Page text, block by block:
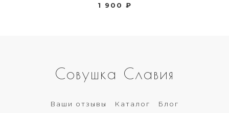
1 900 ₽
Совушка Славия
Ваши отзывы Каталог Блог